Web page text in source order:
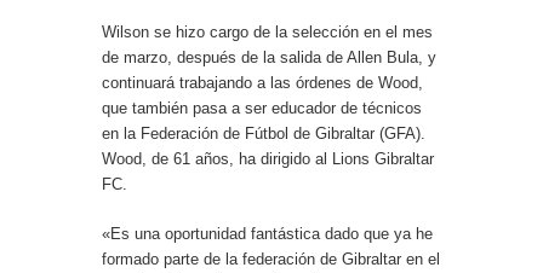
Wilson se hizo cargo de la selección en el mes
de marzo, después de la salida de Allen Bula, y
continuará trabajando a las órdenes de Wood,
que también pasa a ser educador de técnicos
en la Federación de Fútbol de Gibraltar (GFA).
Wood, de 61 años, ha dirigido al Lions Gibraltar
FC.
«Es una oportunidad fantástica dado que ya he
formado parte de la federación de Gibraltar en el